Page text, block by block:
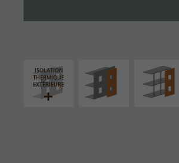
ISOLATION
THERMIQUE
EXTÉRIEURE